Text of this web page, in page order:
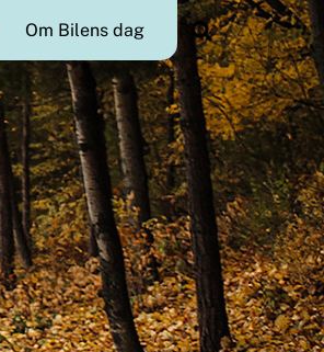
Search
Om Bilens dag